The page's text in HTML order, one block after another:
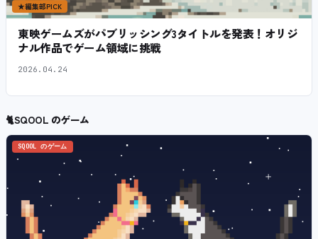
★編集部PICK
東映ゲームズがパブリッシング3タイトルを発表！オリジ
ナル作品でゲーム領域に挑戦
2026.04.24
🐈SQOOL のゲーム
SQOOL のゲーム